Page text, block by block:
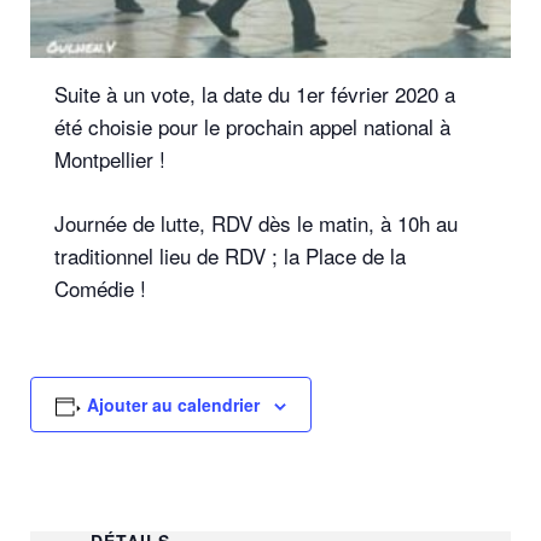
Suite à un vote, la date du 1er février 2020 a
été choisie pour le prochain appel national à
Montpellier !
Journée de lutte, RDV dès le matin, à 10h au
traditionnel lieu de RDV ; la Place de la
Comédie !
Ajouter au calendrier